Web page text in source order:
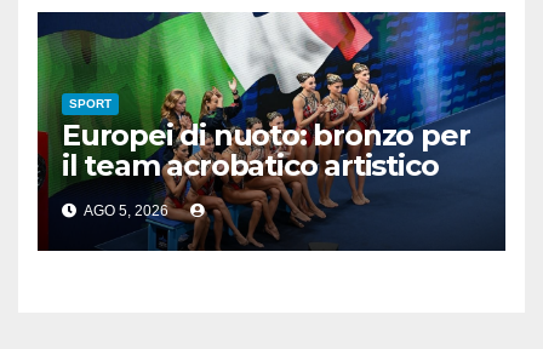
SPORT
Europei di nuoto: bronzo per
il team acrobatico artistico
dell’Italia
AGO 5, 2026